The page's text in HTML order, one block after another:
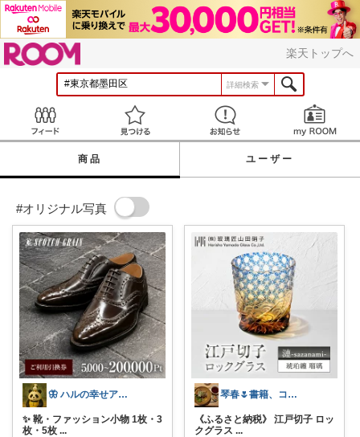
楽天トップへ
詳細検索
見つける お知らせ
商品 ユーザー
#オリジナル写真
🦋 ハルの幸せアイテム箱 🦋💙
✨ 靴・ファッション小物 1枚・3
枚・5枚 ...
琴春🌷書籍、コスメ好き📚💄
《ふるさと納税》 江戸切子 ロッ
クグラス ...